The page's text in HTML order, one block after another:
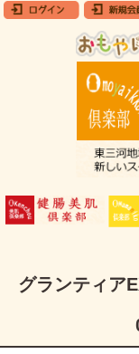
グランティア